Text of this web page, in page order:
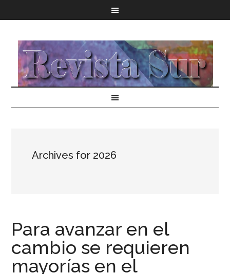
Archives for 2026
Para avanzar en el
cambio se requieren
mayorías en el